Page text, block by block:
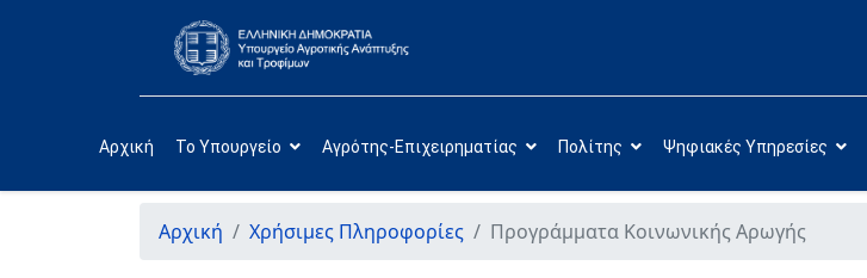
Αρχική Το Υπουργείο Αγρότης-Επιχειρηματίας Πολίτης Ψηφιακές Υπηρεσίες
Αρχική Χρήσιμες Πληροφορίες Προγράμματα Κοινωνικής Αρωγής